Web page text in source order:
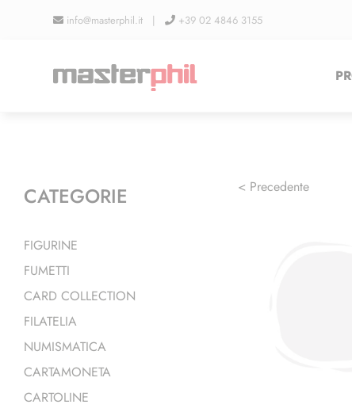
info@masterphil.it | +39 02 4846 3155
< Precedente
CATEGORIE
FIGURINE
FUMETTI
CARD COLLECTION
FILATELIA
NUMISMATICA
CARTAMONETA
CARTOLINE